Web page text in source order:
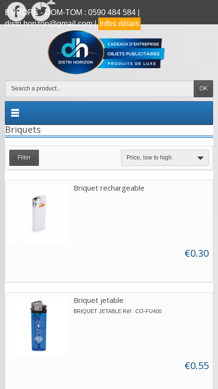
EUROPE - DOM-TOM : 0590 484 584 |
distri.horizon@gmail.com | Infos délais
OK
Briquets
Price, low to high
Filter
Briquet rechargeable
€0.30
Briquet jetable
BRIQUET JETABLE Réf : CO-FU400
€0.55